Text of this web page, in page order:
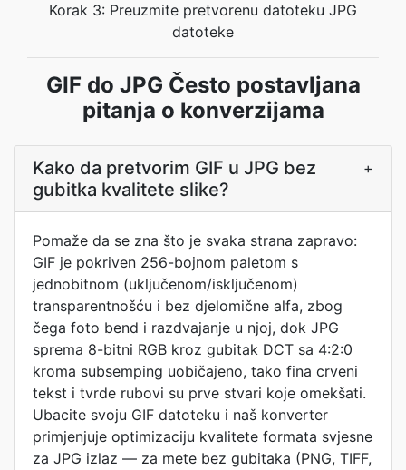
Korak 3: Preuzmite pretvorenu datoteku JPG
datoteke
GIF do JPG Često postavljana
pitanja o konverzijama
Kako da pretvorim GIF u JPG bez
gubitka kvalitete slike?
+
Pomaže da se zna što je svaka strana zapravo:
GIF je pokriven 256-bojnom paletom s
jednobitnom (uključenom/isključenom)
transparentnošću i bez djelomične alfa, zbog
čega foto bend i razdvajanje u njoj, dok JPG
sprema 8-bitni RGB kroz gubitak DCT sa 4:2:0
kroma subsemping uobičajeno, tako fina crveni
tekst i tvrde rubovi su prve stvari koje omekšati.
Ubacite svoju GIF datoteku i naš konverter
primjenjuje optimizaciju kvalitete formata svjesne
za JPG izlaz — za mete bez gubitaka (PNG, TIFF,